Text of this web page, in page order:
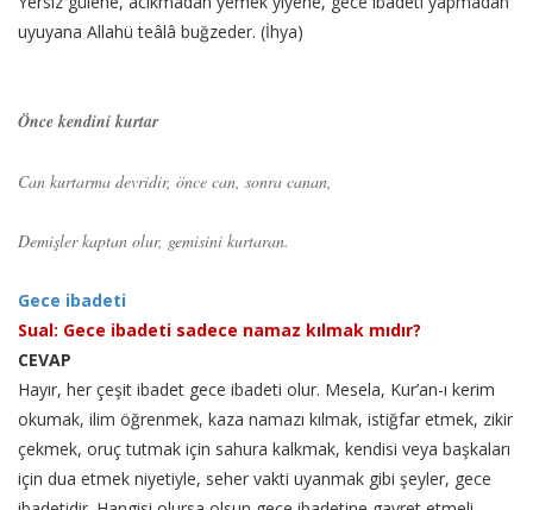
uyuyana Allahü teâlâ buğzeder. (İhya)
Önce kendini kurtar
Can kurtarma devridir, önce can, sonra canan,
Demişler kaptan olur, gemisini kurtaran.
Gece ibadeti
Sual: Gece ibadeti sadece namaz kılmak mıdır?
CEVAP
Hayır, her çeşit ibadet gece ibadeti olur. Mesela, Kur’an-ı kerim
okumak, ilim öğrenmek, kaza namazı kılmak, istiğfar etmek, zikir
çekmek, oruç tutmak için sahura kalkmak, kendisi veya başkaları
için dua etmek niyetiyle, seher vakti uyanmak gibi şeyler, gece